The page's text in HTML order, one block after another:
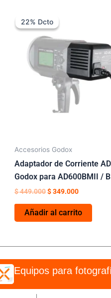
22% Dcto
22% Dcto
Accesorios Godox
Adaptador de Corriente
Godox para AD600BMII /
$449.000
original
era:
$ 449.000.
$349.000
$ 349.000.
Añadir al carrito
Equipos para